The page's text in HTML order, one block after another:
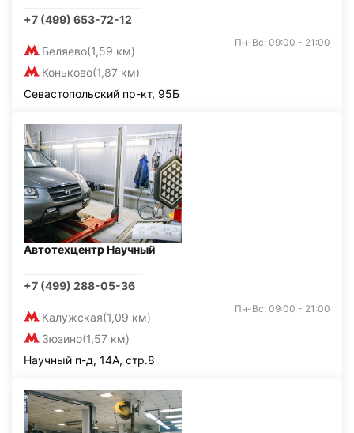
+7 (499) 653-72-12
Беляево(1,59 км)
Коньково(1,87 км)
Пн-Вс: 09:00 - 21:00
Севастопольский пр-кт, 95Б
Автотехцентр Научный
+7 (499) 288-05-36
Калужская(1,09 км)
Зюзино(1,57 км)
Пн-Вс: 09:00 - 21:00
Научный п-д, 14А, стр.8